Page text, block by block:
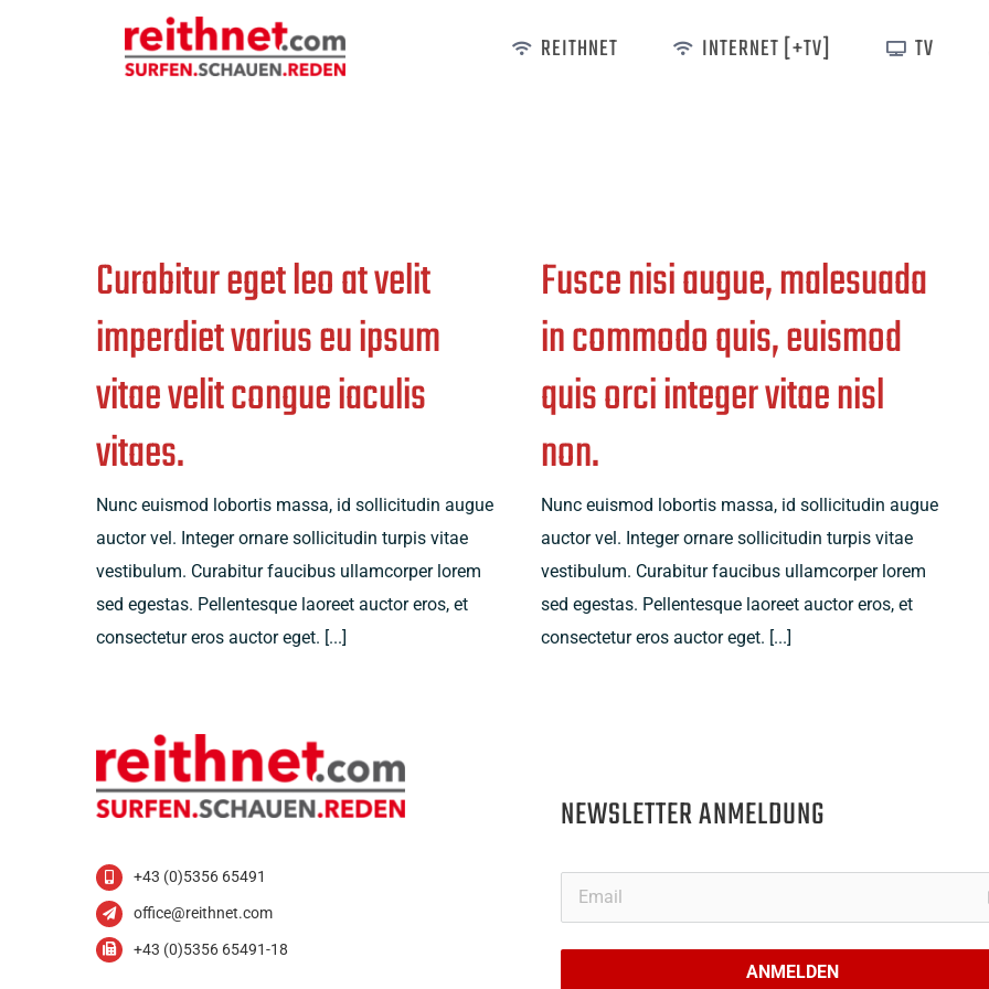
REITHNET INTERNET [+TV] TV
Curabitur eget leo at velit
imperdiet varius eu ipsum
vitae velit congue iaculis
vitaes.
Nunc euismod lobortis massa, id sollicitudin augue
auctor vel. Integer ornare sollicitudin turpis vitae
vestibulum. Curabitur faucibus ullamcorper lorem
sed egestas. Pellentesque laoreet auctor eros, et
consectetur eros auctor eget. [...]
Fusce nisi augue, malesuada
in commodo quis, euismod
quis orci integer vitae nisl
non.
Nunc euismod lobortis massa, id sollicitudin augue
auctor vel. Integer ornare sollicitudin turpis vitae
vestibulum. Curabitur faucibus ullamcorper lorem
sed egestas. Pellentesque laoreet auctor eros, et
consectetur eros auctor eget. [...]
+43 (0)5356 65491
office@reithnet.com
+43 (0)5356 65491-18
NEWSLETTER ANMELDUNG
ANMELDEN